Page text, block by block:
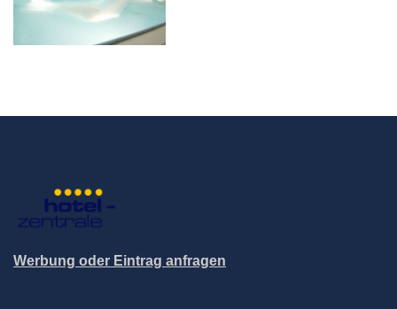
Werbung oder Eintrag anfragen